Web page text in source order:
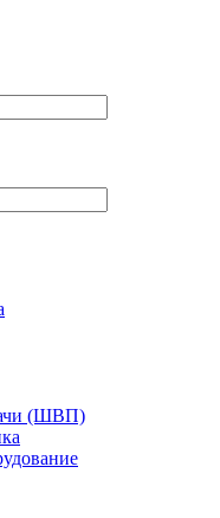
(ШВП)